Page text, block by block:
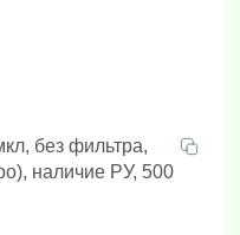
без фильтра,
наличие РУ, 500